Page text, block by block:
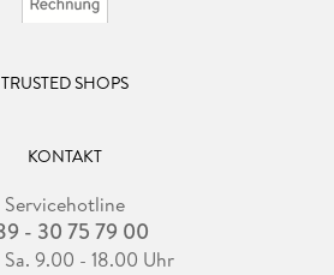
TRUSTED SHOPS
KONTAKT
Servicehotline
- 30 75 79 00
9.00 - 18.00 Uhr